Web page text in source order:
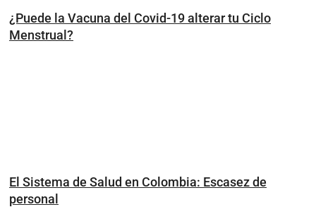
¿Puede la Vacuna del Covid-19 alterar tu Ciclo
Menstrual?
El Sistema de Salud en Colombia: Escasez de
personal